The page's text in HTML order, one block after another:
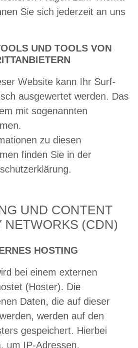
Sie sich jederzeit an uns
UND TOOLS VON
Website kann Ihr Surf-
ausgewertet werden. Das
mit sogenannten
zu diesen
finden Sie in der
UND CONTENT
NETWORKS (CDN)
HOSTING
bei einem externen
(Hoster). Die
Daten, die auf dieser
werden auf den
gespeichert. Hierbei
um IP-Adressen,